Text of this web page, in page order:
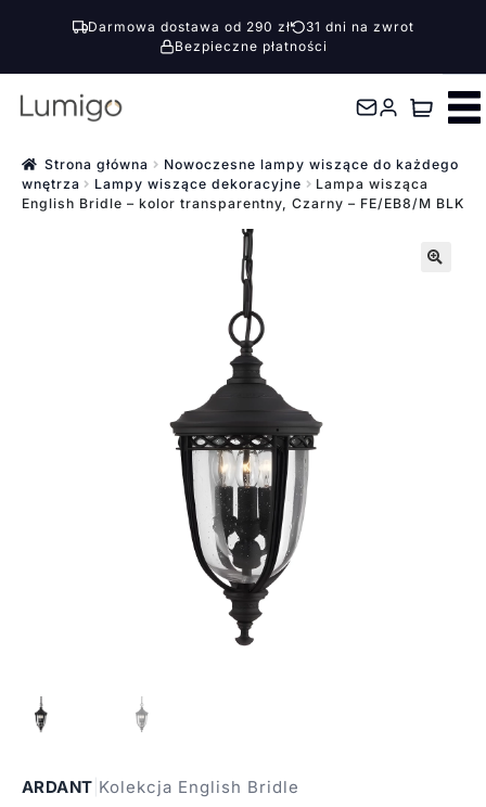
Darmowa dostawa od 290 zł
31 dni na zwrot
Bezpieczne płatności
Przejdź
nawigacji
Przejdź
treści Strona główna
Nowoczesne lampy wiszące do każdego
wnętrza
Lampy wiszące dekoracyjne
Lampa wisząca
English Bridle – kolor transparentny, Czarny – FE/EB8/M BLK
ARDANT Kolekcja English Bridle